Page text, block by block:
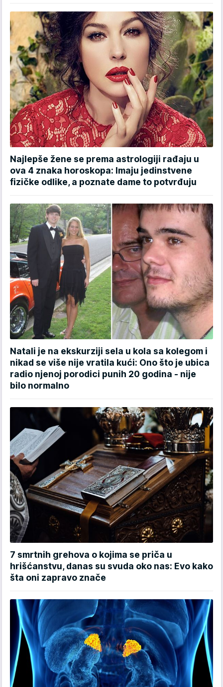
Najlepše žene se prema astrologiji rađaju u
ova 4 znaka horoskopa: Imaju jedinstvene
fizičke odlike, a poznate dame to potvrđuju
Natali je na ekskurziji sela u kola sa kolegom i
nikad se više nije vratila kući: Ono što je ubica
radio njenoj porodici punih 20 godina - nije
bilo normalno
7 smrtnih grehova o kojima se priča u
hrišćanstvu, danas su svuda oko nas: Evo kako
šta oni zapravo znače